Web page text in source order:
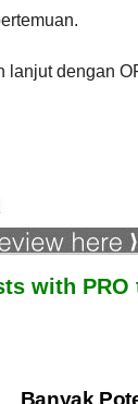
dengan
with PRO
Banyak